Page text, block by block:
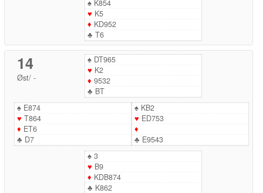
♠K854
♥ K5
♦ KD952
♣ T6
14
Øst/ -
♠DT965
♥ K2
♦ 9532
♣ BT
♠E874
♥ T864
♦ ET6
♣ D7
♠KB2
♥ ED753
♦
♣ E9543
♠3
♥ B9
♦ KDB874
♣ K862